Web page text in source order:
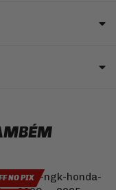
NO PIX